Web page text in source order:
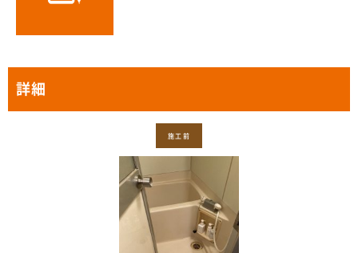
詳細
施工前